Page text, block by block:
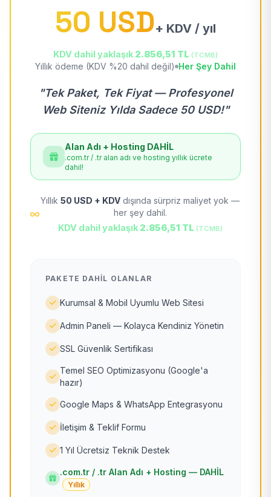
50 USD+ KDV / yıl
KDV dahil yaklaşık 2.856,51 TL (TCMB)
Yıllık ödeme (KDV %20 dahil değil) Her Şey Dahil
"Tek Paket, Tek Fiyat — Profesyonel
Web Siteniz Yılda Sadece 50 USD!"
Alan Adı + Hosting DAHİL
.com.tr / .tr alan adı ve hosting yıllık ücrete
dahil!
Yıllık 50 USD + KDV dışında sürpriz maliyet yok —
her şey dahil.
KDV dahil yaklaşık 2.856,51 TL (TCMB)
PAKETE DAHIL OLANLAR
Kurumsal & Mobil Uyumlu Web Sitesi
Admin Paneli — Kolayca Kendiniz Yönetin
SSL Güvenlik Sertifikası
Temel SEO Optimizasyonu (Google'a
hazır)
Google Maps & WhatsApp Entegrasyonu
İletişim & Teklif Formu
1 Yıl Ücretsiz Teknik Destek
.com.tr / .tr Alan Adı + Hosting — DAHİL
Yıllık